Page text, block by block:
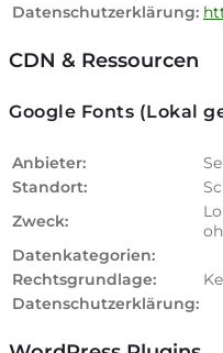
Datenschutzerklärung:
CDN & Ressourcen
Google Fonts (Lokal
Anbieter:
Standort:
Zweck:
Datenkategorien:
Rechtsgrundlage:
Datenschutzerklärung: